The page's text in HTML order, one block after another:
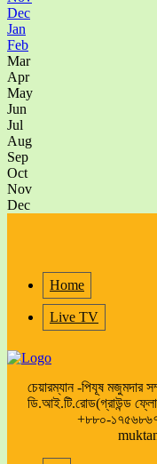
Dec
Jan
Feb
Mar
Apr
May
Jun
Jul
Aug
Sep
Oct
Nov
Dec
Home
Live TV
চেয়ারম্যান -পিযূষ মজুমদার
ডি.আই.টি.রোড(গ্রাউন্ড
+৮৮০-